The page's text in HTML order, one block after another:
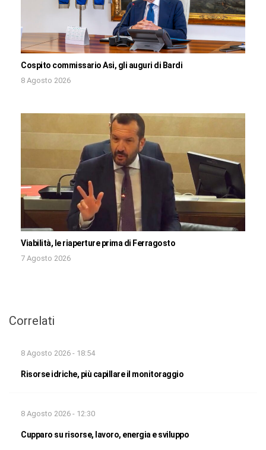
Cospito commissario Asi, gli auguri di Bardi
8 Agosto 2026
Viabilità, le riaperture prima di Ferragosto
7 Agosto 2026
Correlati
8 Agosto 2026 - 18:54
Risorse idriche, più capillare il monitoraggio
8 Agosto 2026 - 12:30
Cupparo su risorse, lavoro, energia e sviluppo